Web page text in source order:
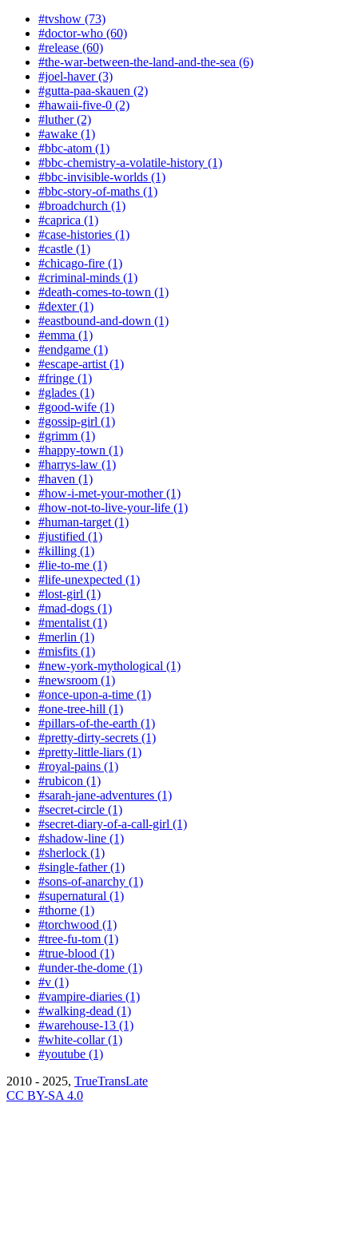
#tvshow (73)
#doctor-who (60)
#release (60)
#the-war-between-the-land-and-the-sea (6)
#joel-haver (3)
#gutta-paa-skauen (2)
#hawaii-five-0 (2)
#luther (2)
#awake (1)
#bbc-atom (1)
#bbc-chemistry-a-volatile-history (1)
#bbc-invisible-worlds (1)
#bbc-story-of-maths (1)
#broadchurch (1)
#caprica (1)
#case-histories (1)
#castle (1)
#chicago-fire (1)
#criminal-minds (1)
#death-comes-to-town (1)
#dexter (1)
#eastbound-and-down (1)
#emma (1)
#endgame (1)
#escape-artist (1)
#fringe (1)
#glades (1)
#good-wife (1)
#gossip-girl (1)
#grimm (1)
#happy-town (1)
#harrys-law (1)
#haven (1)
#how-i-met-your-mother (1)
#how-not-to-live-your-life (1)
#human-target (1)
#justified (1)
#killing (1)
#lie-to-me (1)
#life-unexpected (1)
#lost-girl (1)
#mad-dogs (1)
#mentalist (1)
#merlin (1)
#misfits (1)
#new-york-mythological (1)
#newsroom (1)
#once-upon-a-time (1)
#one-tree-hill (1)
#pillars-of-the-earth (1)
#pretty-dirty-secrets (1)
#pretty-little-liars (1)
#royal-pains (1)
#rubicon (1)
#sarah-jane-adventures (1)
#secret-circle (1)
#secret-diary-of-a-call-girl (1)
#shadow-line (1)
#sherlock (1)
#single-father (1)
#sons-of-anarchy (1)
#supernatural (1)
#thorne (1)
#torchwood (1)
#tree-fu-tom (1)
#true-blood (1)
#under-the-dome (1)
#v (1)
#vampire-diaries (1)
#walking-dead (1)
#warehouse-13 (1)
#white-collar (1)
#youtube (1)
2010 - 2025, TrueTransLate
CC BY-SA 4.0